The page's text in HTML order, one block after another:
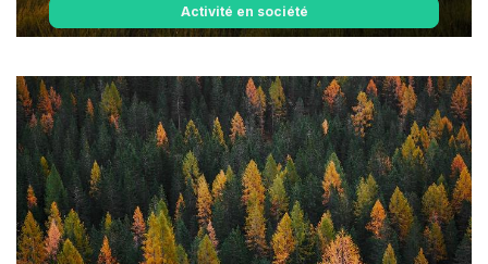
Activité en société